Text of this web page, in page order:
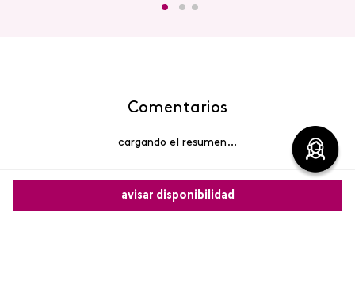
avisar disponibilidad
Comentarios
cargando el resumen…
Por favor, inicia sesión para escribir un comentario.